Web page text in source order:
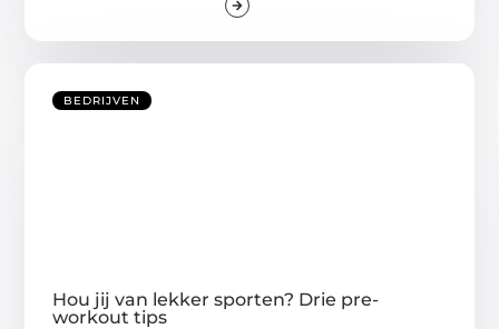
BEDRIJVEN
Hou jij van lekker sporten? Drie pre-
workout tips